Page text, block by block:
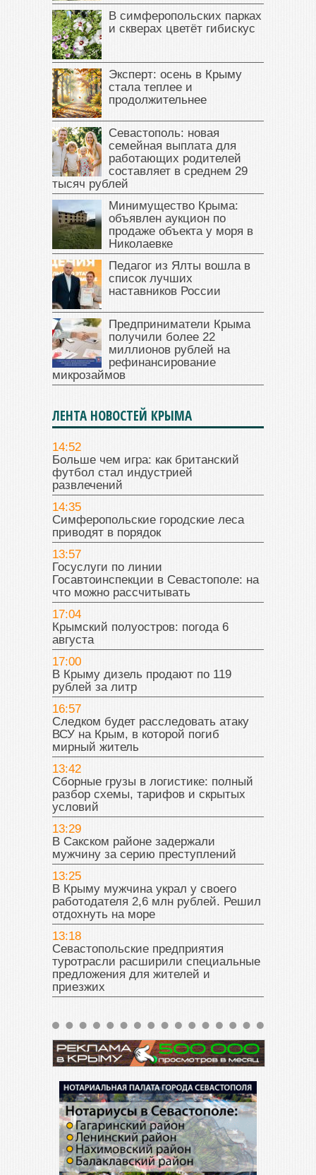
В симферопольских парках
и скверах цветёт гибискус
Эксперт: осень в Крыму
стала теплее и
продолжительнее
Севастополь: новая
семейная выплата для
работающих родителей
составляет в среднем 29
тысяч рублей
Минимущество Крыма:
объявлен аукцион по
продаже объекта у моря в
Николаевке
Педагог из Ялты вошла в
список лучших
наставников России
Предприниматели Крыма
получили более 22
миллионов рублей на
рефинансирование
микрозаймов
ЛЕНТА НОВОСТЕЙ КРЫМА
14:52
Больше чем игра: как британский
футбол стал индустрией
развлечений
14:35
Симферопольские городские леса
приводят в порядок
13:57
Госуслуги по линии
Госавтоинспекции в Севастополе: на
что можно рассчитывать
17:04
Крымский полуостров: погода 6
августа
17:00
В Крыму дизель продают по 119
рублей за литр
16:57
Следком будет расследовать атаку
ВСУ на Крым, в которой погиб
мирный житель
13:42
Сборные грузы в логистике: полный
разбор схемы, тарифов и скрытых
условий
13:29
В Сакском районе задержали
мужчину за серию преступлений
13:25
В Крыму мужчина украл у своего
работодателя 2,6 млн рублей. Решил
отдохнуть на море
13:18
Севастопольские предприятия
туротрасли расширили специальные
предложения для жителей и
приезжих